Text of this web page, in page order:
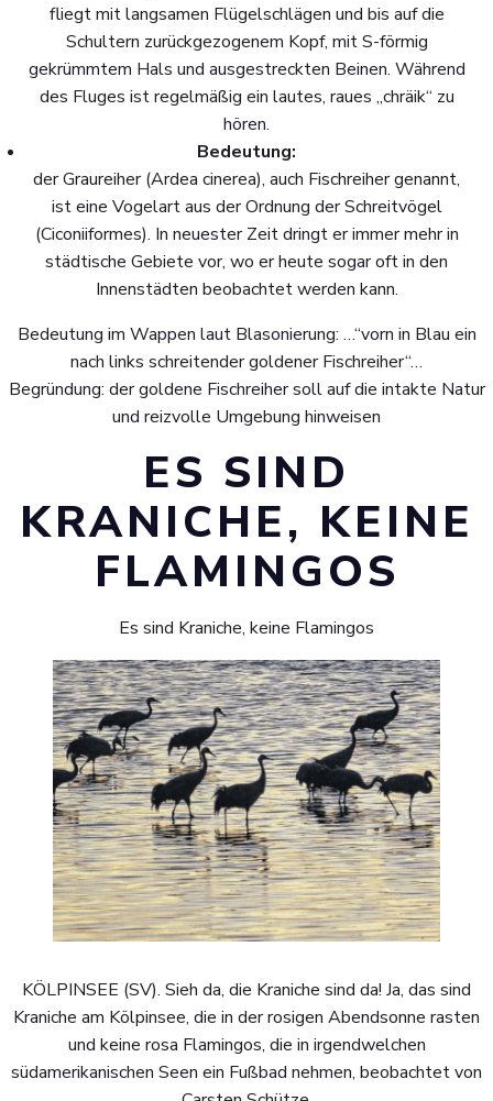
fliegt mit langsamen Flügelschlägen und bis auf die
Schultern zurückgezogenem Kopf, mit S-förmig
gekrümmtem Hals und ausgestreckten Beinen. Während
des Fluges ist regelmäßig ein lautes, raues „chräik“ zu
hören.
Bedeutung:
der Graureiher (Ardea cinerea), auch Fischreiher genannt,
ist eine Vogelart aus der Ordnung der Schreitvögel
(Ciconiiformes). In neuester Zeit dringt er immer mehr in
städtische Gebiete vor, wo er heute sogar oft in den
Innenstädten beobachtet werden kann.
Bedeutung im Wappen laut Blasonierung: …“vorn in Blau ein
nach links schreitender goldener Fischreiher“…
Begründung: der goldene Fischreiher soll auf die intakte Natur
und reizvolle Umgebung hinweisen
ES SIND
KRANICHE, KEINE
FLAMINGOS
Es sind Kraniche, keine Flamingos
KÖLPINSEE (SV). Sieh da, die Kraniche sind da! Ja, das sind
Kraniche am Kölpinsee, die in der rosigen Abendsonne rasten
und keine rosa Flamingos, die in irgendwelchen
südamerikanischen Seen ein Fußbad nehmen, beobachtet von